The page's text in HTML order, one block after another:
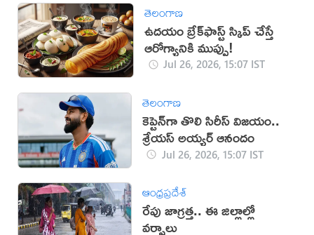
తెలంగాణ
ఉదయం బ్రేక్‌ఫాస్ట్ స్కిప్ చేస్తే
ఆరోగ్యానికి ముప్పు!
Jul 26, 2026, 15:07 IST
తెలంగాణ
కెప్టెన్‌గా తొలి సిరీస్ విజయం..
శ్రేయస్ అయ్యర్ ఆనందం
Jul 26, 2026, 15:07 IST
ఆంధ్రప్రదేశ్
రేపు జాగ్రత్త.. ఈ జిల్లాల్లో
వర్షాలు